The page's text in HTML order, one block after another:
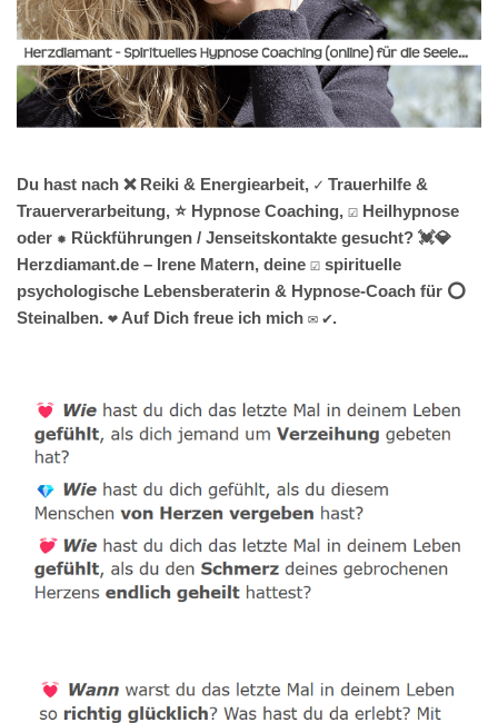
Du hast nach ❌ Reiki & Energiearbeit, ✓ Trauerhilfe &
Trauerverarbeitung, ⭐ Hypnose Coaching, ☑️ Heilhypnose
oder ✹ Rückführungen / Jenseitskontakte gesucht? 💓️💎
Herzdiamant.de – Irene Matern, deine ☑️ spirituelle
psychologische Lebensberaterin & Hypnose-Coach für ⭕
Steinalben. ❤ Auf Dich freue ich mich ✉ ✔.